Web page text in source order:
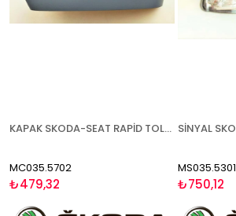
KAPAK SKODA-SEAT RAPİD TOLEDO CİTİGO 2012- ASTARLI SOL
MC035.5702
₺479,32
MS035.5301
₺750,12